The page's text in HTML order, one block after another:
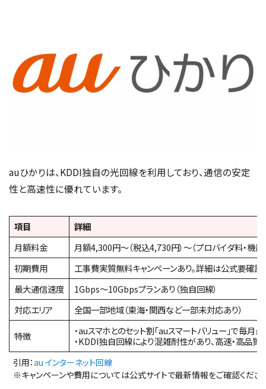
auひかりは、KDDI独自の光回線を利用しており、通信の安定
性と高速性に優れています。
項目
詳細
月額料金
月額4,300円〜（税込4,730円）～（プロバイダ料・機器
初期費用
工事費実質無料キャンペーンあり。詳細は公式要確認
最大通信速度
1Gbps～10Gbpsプランあり（独自回線）
対応エリア
全国一部地域（東海・関西など一部未対応あり）
特徴
・auスマホとのセット割「auスマートバリュー」で毎月
・KDDI独自回線により混雑耐性があり、高速・高品
引用：au インターネット回線
※キャンペーンや費用については公式サイトで最新情報をご確認くださ